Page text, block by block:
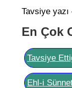
Tavsiye yazı
En Çok
Tavsiye
Ehl-i